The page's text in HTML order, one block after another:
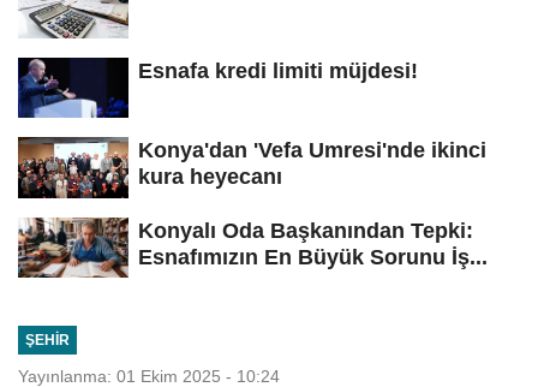
Esnafa kredi limiti müjdesi!
Konya'dan 'Vefa Umresi'nde ikinci
kura heyecanı
Konyalı Oda Başkanından Tepki:
Esnafımızın En Büyük Sorunu İş...
ŞEHIR
Yayınlanma: 01 Ekim 2025 - 10:24